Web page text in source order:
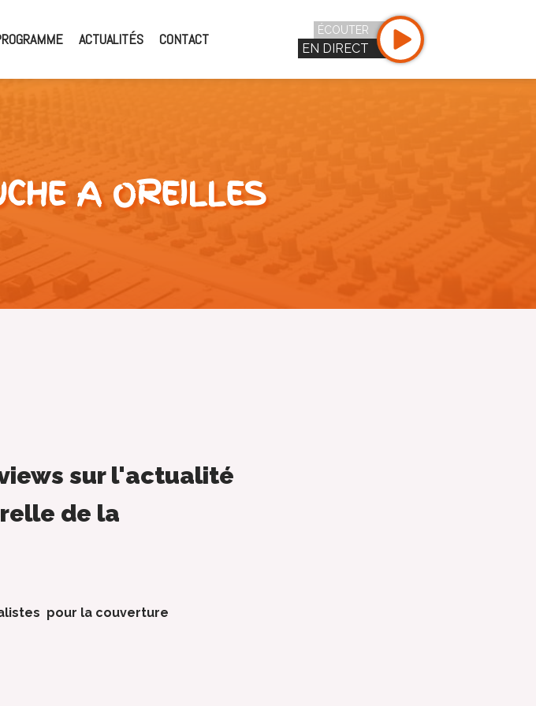
ACTUALITÉS CONTACT
ÉCOUTER
EN DIRECT
A OREILLES
sur l'actualité
de la
pour la couverture